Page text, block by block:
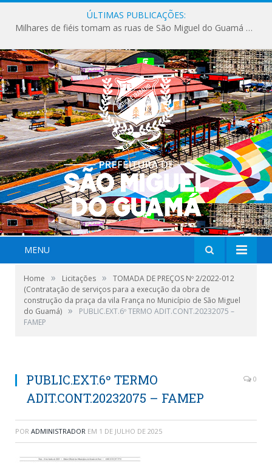
ÚLTIMAS PUBLICAÇÕES:
Milhares de fiéis tomam as ruas de São Miguel do Guamá em uma grande celebração de fé na Marcha para Jesus 2026.
MENU
Home » Licitações »
TOMADA DE PREÇOS Nº 2/2022-012
(Contratação de serviços para a execução da obra de
construção da praça da vila França no Município de São Miguel
do Guamá) »
PUBLIC.EXT.6º TERMO ADIT.CONT.20232075 –
FAMEP
PUBLIC.EXT.6º TERMO
ADIT.CONT.20232075 – FAMEP
0
POR ADMINISTRADOR EM 1 DE JULHO DE 2025